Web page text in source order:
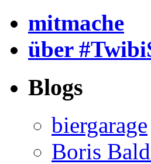
mitmache
über
Blogs
biergarage
Boris